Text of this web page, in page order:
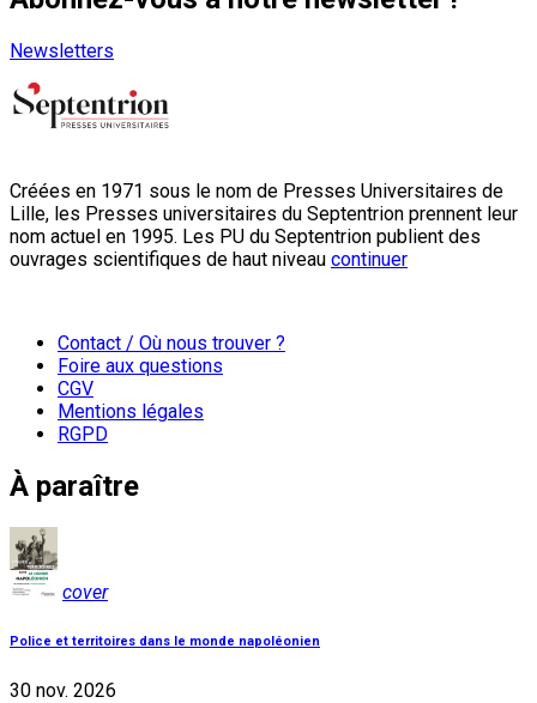
Newsletters
Créées en 1971 sous le nom de Presses Universitaires de
Lille, les Presses universitaires du Septentrion prennent leur
nom actuel en 1995. Les PU du Septentrion publient des
ouvrages scientifiques de haut niveau continuer
Contact / Où nous trouver ?
Foire aux questions
CGV
Mentions légales
RGPD
À paraître
cover
Police et territoires dans le monde napoléonien
30 nov. 2026